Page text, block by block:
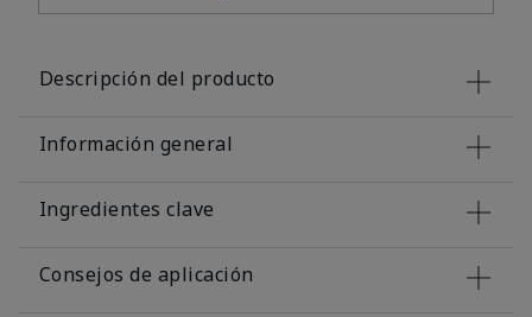
Descripción del producto
Información general
Ingredientes clave
Consejos de aplicación